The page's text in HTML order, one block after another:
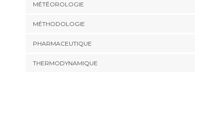
MÉTÉOROLOGIE
MÉTHODOLOGIE
PHARMACEUTIQUE
THERMODYNAMIQUE